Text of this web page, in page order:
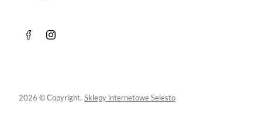
2026 © Copyright. Sklepy internetowe Selesto